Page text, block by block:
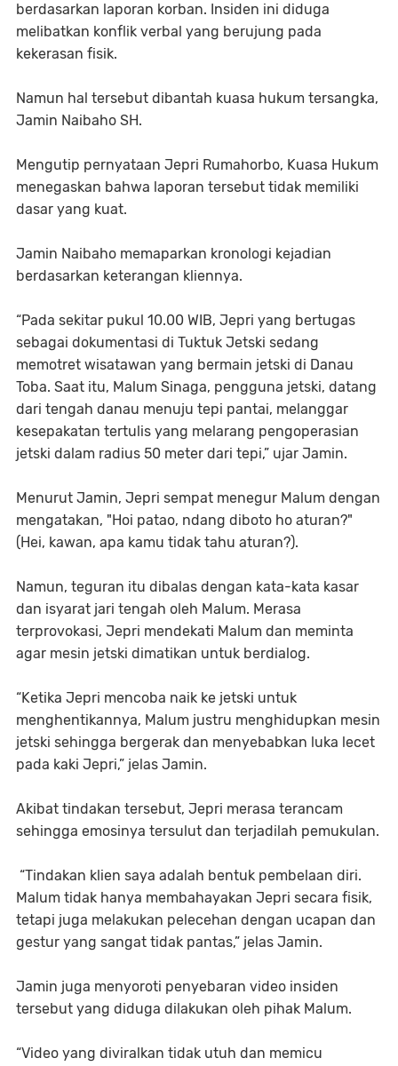
berdasarkan laporan korban. Insiden ini diduga
melibatkan konflik verbal yang berujung pada
kekerasan fisik.
Namun hal tersebut dibantah kuasa hukum tersangka,
Jamin Naibaho SH.
Mengutip pernyataan Jepri Rumahorbo, Kuasa Hukum
menegaskan bahwa laporan tersebut tidak memiliki
dasar yang kuat.
Jamin Naibaho memaparkan kronologi kejadian
berdasarkan keterangan kliennya.
“Pada sekitar pukul 10.00 WIB, Jepri yang bertugas
sebagai dokumentasi di Tuktuk Jetski sedang
memotret wisatawan yang bermain jetski di Danau
Toba. Saat itu, Malum Sinaga, pengguna jetski, datang
dari tengah danau menuju tepi pantai, melanggar
kesepakatan tertulis yang melarang pengoperasian
jetski dalam radius 50 meter dari tepi,” ujar Jamin.
Menurut Jamin, Jepri sempat menegur Malum dengan
mengatakan, "Hoi patao, ndang diboto ho aturan?"
(Hei, kawan, apa kamu tidak tahu aturan?).
Namun, teguran itu dibalas dengan kata-kata kasar
dan isyarat jari tengah oleh Malum. Merasa
terprovokasi, Jepri mendekati Malum dan meminta
agar mesin jetski dimatikan untuk berdialog.
“Ketika Jepri mencoba naik ke jetski untuk
menghentikannya, Malum justru menghidupkan mesin
jetski sehingga bergerak dan menyebabkan luka lecet
pada kaki Jepri,” jelas Jamin.
Akibat tindakan tersebut, Jepri merasa terancam
sehingga emosinya tersulut dan terjadilah pemukulan.
“Tindakan klien saya adalah bentuk pembelaan diri.
Malum tidak hanya membahayakan Jepri secara fisik,
tetapi juga melakukan pelecehan dengan ucapan dan
gestur yang sangat tidak pantas,” jelas Jamin.
Jamin juga menyoroti penyebaran video insiden
tersebut yang diduga dilakukan oleh pihak Malum.
“Video yang diviralkan tidak utuh dan memicu